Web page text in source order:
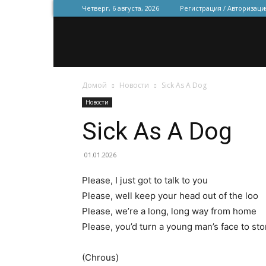
Четверг, 6 августа, 2026 Регистрация /
Домой Новости Sick As A Dog
Новости
Sick As A Dog
01.01.2026
Please, I just got to talk to you
Please, well keep your head out of the loo
Please, we’re a long, long way from home
Please, you’d turn a young man’s face to
(Chrous)